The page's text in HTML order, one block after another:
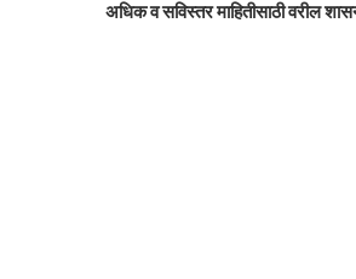
अधिक व सविस्तर माहितीसाठी वरील